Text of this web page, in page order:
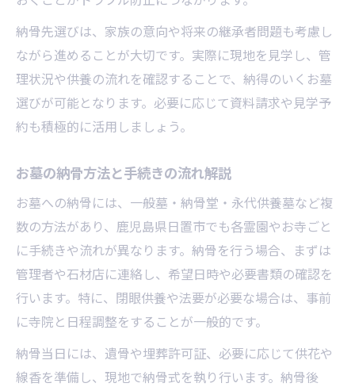
納骨先選びは、家族の意向や将来の継承者問題も考慮し
ながら進めることが大切です。実際に現地を見学し、管
理状況や供養の流れを確認することで、納得のいくお墓
選びが可能となります。必要に応じて資料請求や見学予
約も積極的に活用しましょう。
お墓の納骨方法と手続きの流れ解説
お墓への納骨には、一般墓・納骨堂・永代供養墓など複
数の方法があり、鹿児島県日置市でも各霊園やお寺ごと
に手続きや流れが異なります。納骨を行う場合、まずは
管理者や石材店に連絡し、希望日時や必要書類の確認を
行います。特に、閉眼供養や法要が必要な場合は、事前
に寺院と日程調整をすることが一般的です。
納骨当日には、遺骨や埋葬許可証、必要に応じて供花や
線香を準備し、現地で納骨式を執り行います。納骨後